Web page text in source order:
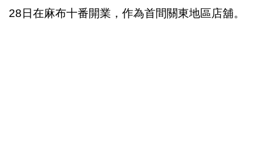
28日在麻布十番開業，作為首間關東地區店舖。